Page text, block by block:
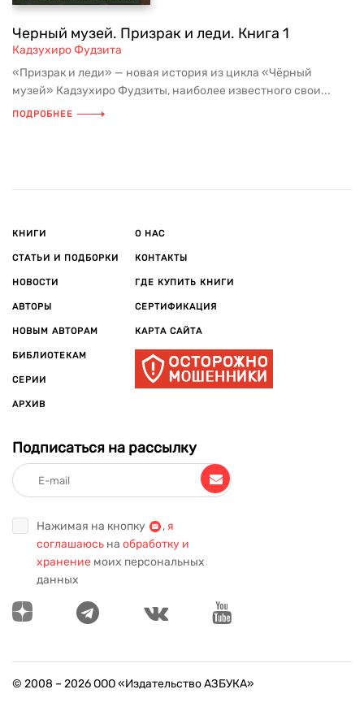
Черный музей. Призрак и леди. Книга 1
Кадзухиро Фудзита
«Призрак и леди» — новая история из цикла «Чёрный
музей» Кадзухиро Фудзиты, наиболее известного свои...
ПОДРОБНЕЕ
КНИГИ
СТАТЬИ И ПОДБОРКИ
НОВОСТИ
АВТОРЫ
НОВЫМ АВТОРАМ
БИБЛИОТЕКАМ
СЕРИИ
АРХИВ
О НАС
КОНТАКТЫ
ГДЕ КУПИТЬ КНИГИ
СЕРТИФИКАЦИЯ
КАРТА САЙТА
Подписаться на рассылку
Нажимая на кнопку , я
соглашаюсь на обработку и
хранение моих персональных
данных
© 2008 – 2026ООО «Издательство АЗБУКА»